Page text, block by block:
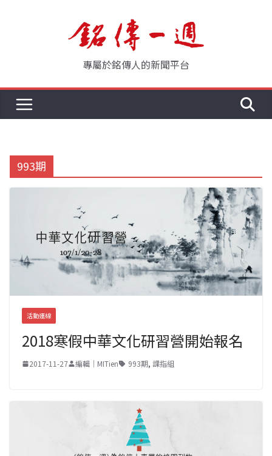
專屬於銘傳人的新聞平台
993期
活動連線
2018寒假中華文化研習營開始報名
2017-11-27 編輯｜MITien 993期, 課指組